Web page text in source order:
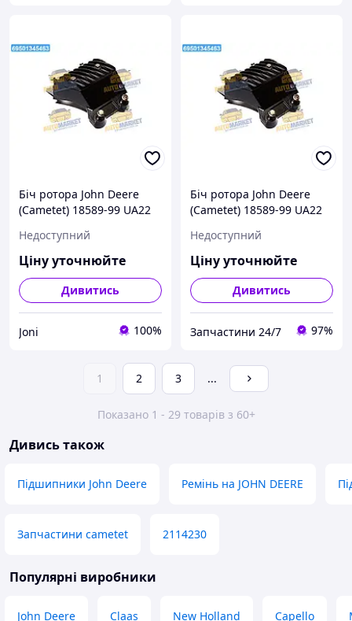
Біч ротора John Deere
(Cametet) 18589-99 UA22
Недоступний
Ціну уточнюйте
Дивитись
Joni 100%
Біч ротора John Deere
(Cametet) 18589-99 UA22
Недоступний
Ціну уточнюйте
Дивитись
Запчастини 24/7 97%
1 2 3 ...
Показано 1 - 29 товарів з 60+
Дивись також
Підшипники John Deere Ремінь на JOHN DEERE
Запчастини cametet 2114230
Популярні виробники
John Deere Claas New Holland Capello